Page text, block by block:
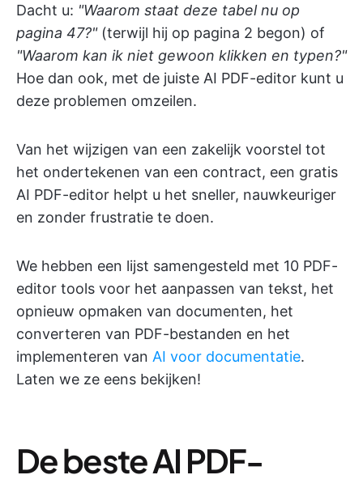
Dacht u: "Waarom staat deze tabel nu op
pagina 47?"(terwijl hij op pagina 2 begon) of
"Waarom kan ik niet gewoon klikken en typen?"
Hoe dan ook, met de juiste AI PDF-editor kunt u
deze problemen omzeilen.
Van het wijzigen van een zakelijk voorstel tot
het ondertekenen van een contract, een gratis
AI PDF-editor helpt u het sneller, nauwkeuriger
en zonder frustratie te doen.
We hebben een lijst samengesteld met 10 PDF-
editor tools voor het aanpassen van tekst, het
opnieuw opmaken van documenten, het
converteren van PDF-bestanden en het
implementeren van AI voor documentatie.
Laten we ze eens bekijken!
De beste AI PDF-